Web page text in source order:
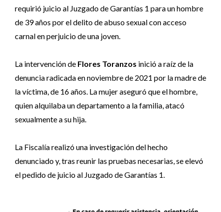
requirió juicio al Juzgado de Garantías 1 para un hombre
de 39 años por el delito de abuso sexual con acceso
carnal en perjuicio de una joven.
La intervención de Flores Toranzos inició a raíz de la
denuncia radicada en noviembre de 2021 por la madre de
la víctima, de 16 años. La mujer aseguró que el hombre,
quien alquilaba un departamento a la familia, atacó
sexualmente a su hija.
La Fiscalía realizó una investigación del hecho
denunciado y, tras reunir las pruebas necesarias, se elevó
el pedido de juicio al Juzgado de Garantías 1.